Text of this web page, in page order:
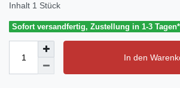
Inhalt 1 Stück
Sofort versandfertig, Zustellung in 1-3
In den